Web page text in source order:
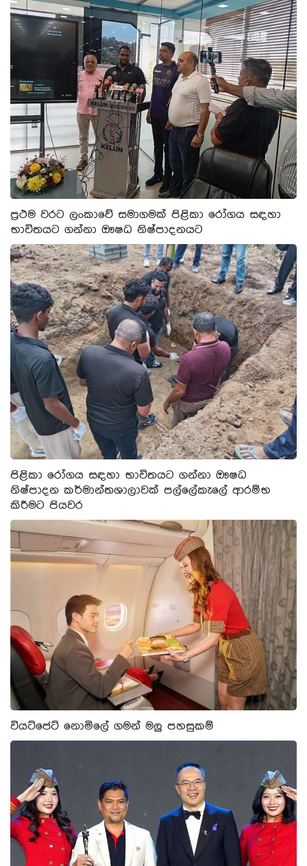
ප්‍රථම වරට ලංකාවේ සමාගමක් පිළිකා රෝගය සඳහා
භාවිතයට ගන්නා ඖෂධ නිෂ්පාදනයට
පිළිකා රෝගය සඳහා භාවිතයට ගන්නා ඖෂධ
නිෂ්පාදන කර්මාන්තශාලාවක් පල්ලේකැලේ ආරම්භ
කිරීමට පියවර
වියට්ජෙට් නොමිලේ ගමන් මලු පහසුකම්